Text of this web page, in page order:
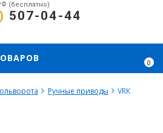
(бесплатно)
507-04-44
0
Ручные приводы
VRK